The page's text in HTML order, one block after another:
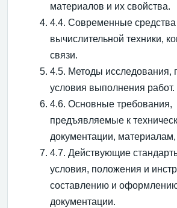
материалов и их свойства.
4.4. Современные средства
вычислительной техники,
связи.
4.5. Методы исследования,
условия выполнения работ.
4.6. Основные требования,
предъявляемые к
документации,
4.7. Действующие
условия, положения и
составлению и оформлению
документации.